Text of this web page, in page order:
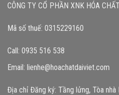
CÔNG TY CỔ PHẦN XNK HÓA
Mã số thuế: 0315229160
Call: 0935 516 538
Email: lienhe@hoachatdaiviet.com
Địa chỉ Đăng ký: Tầng lửng, Tòa nhà